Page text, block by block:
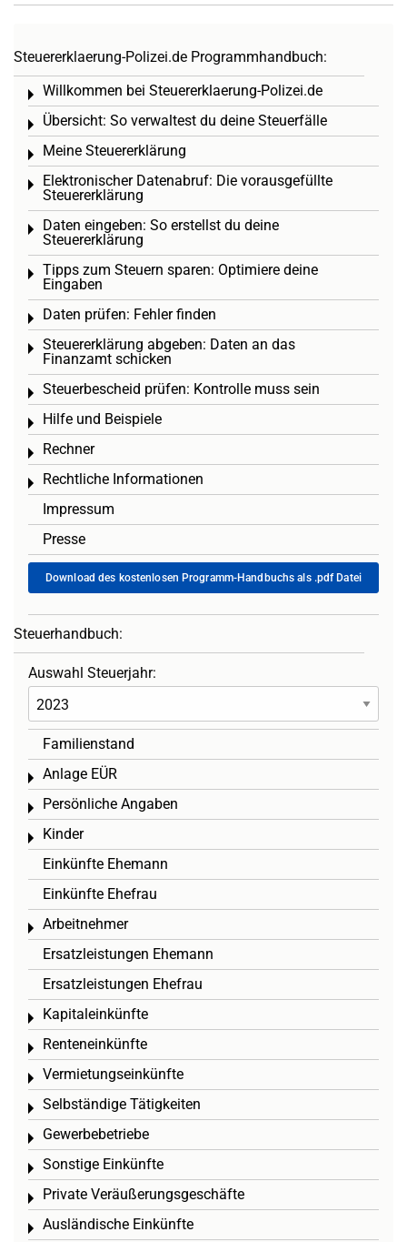
Steuererklaerung-Polizei.de Programmhandbuch:
Willkommen bei Steuererklaerung-Polizei.de
Toggle menu
Übersicht: So verwaltest du deine Steuerfälle
Toggle menu
Meine Steuererklärung
Toggle menu
Elektronischer Datenabruf: Die vorausgefüllte
Steuererklärung
Toggle menu
Daten eingeben: So erstellst du deine
Steuererklärung
Toggle menu
Tipps zum Steuern sparen: Optimiere deine
Eingaben
Toggle menu
Daten prüfen: Fehler finden
Toggle menu
Steuererklärung abgeben: Daten an das
Finanzamt schicken
Toggle menu
Steuerbescheid prüfen: Kontrolle muss sein
Toggle menu
Hilfe und Beispiele
Toggle menu
Rechner
Toggle menu
Rechtliche Informationen
Toggle menu
Impressum
Presse
Download des kostenlosen Programm-Handbuchs als .pdf Datei
Steuerhandbuch:
Auswahl Steuerjahr:
Familienstand
Anlage EÜR
Toggle menu
Persönliche Angaben
Toggle menu
Kinder
Toggle menu
Einkünfte Ehemann
Einkünfte Ehefrau
Arbeitnehmer
Toggle menu
Ersatzleistungen Ehemann
Ersatzleistungen Ehefrau
Kapitaleinkünfte
Toggle menu
Renteneinkünfte
Toggle menu
Vermietungseinkünfte
Toggle menu
Selbständige Tätigkeiten
Toggle menu
Gewerbebetriebe
Toggle menu
Sonstige Einkünfte
Toggle menu
Private Veräußerungsgeschäfte
Toggle menu
Ausländische Einkünfte
Toggle menu